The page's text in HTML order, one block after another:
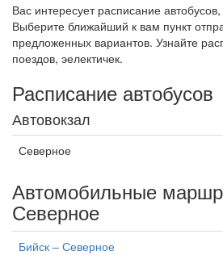
Вас интересует расписание
Выберите ближайший к вам пункт
предложенных вариантов. Узнайте
поездов, эелектичек.
Расписание автобусов
Автовокзал
Северное
Автомобильные
Северное
Бийск – Северное